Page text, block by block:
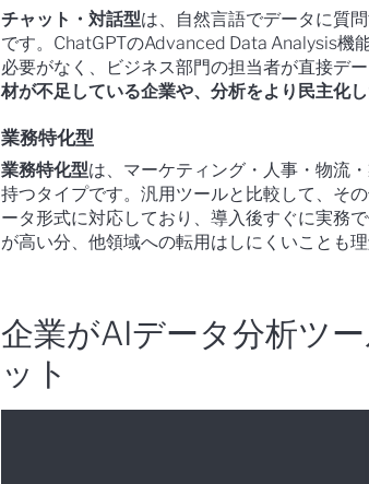
チャット・対話型は、自然言語でデータに質
です。ChatGPTのAdvanced Data Analysis機
必要がなく、ビジネス部門の担当者が直接デ
材が不足している企業や、分析をより民主化
業務特化型
業務特化型は、マーケティング・人事・物流
持つタイプです。汎用ツールと比較して、そ
ータ形式に対応しており、導入後すぐに実務
が高い分、他領域への転用はしにくいことも
企業がAIデータ分析ツ
ット